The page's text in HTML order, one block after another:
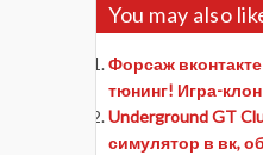
You may also
Форсаж
тюнинг! Игра-клон
Underground GT
симулятор в вк,